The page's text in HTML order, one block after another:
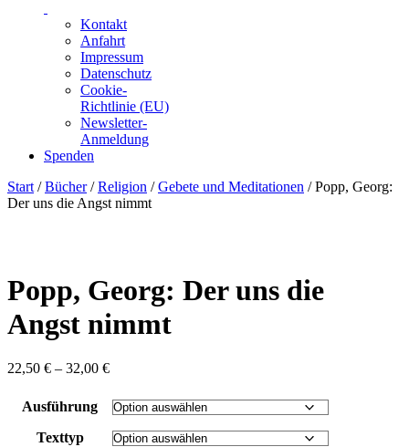
Kontakt
Anfahrt
Impressum
Datenschutz
Cookie-
Richtlinie (EU)
Newsletter-
Anmeldung
Spenden
Skip
to
Start /Bücher/Religion /Gebete und Meditationen / Popp, Georg:
Der uns die Angst nimmt
Popp, Georg: Der uns die
Angst nimmt
22,50 € – 32,00 €Preisspanne:
bis
32,00 €
Ausführung
Texttyp